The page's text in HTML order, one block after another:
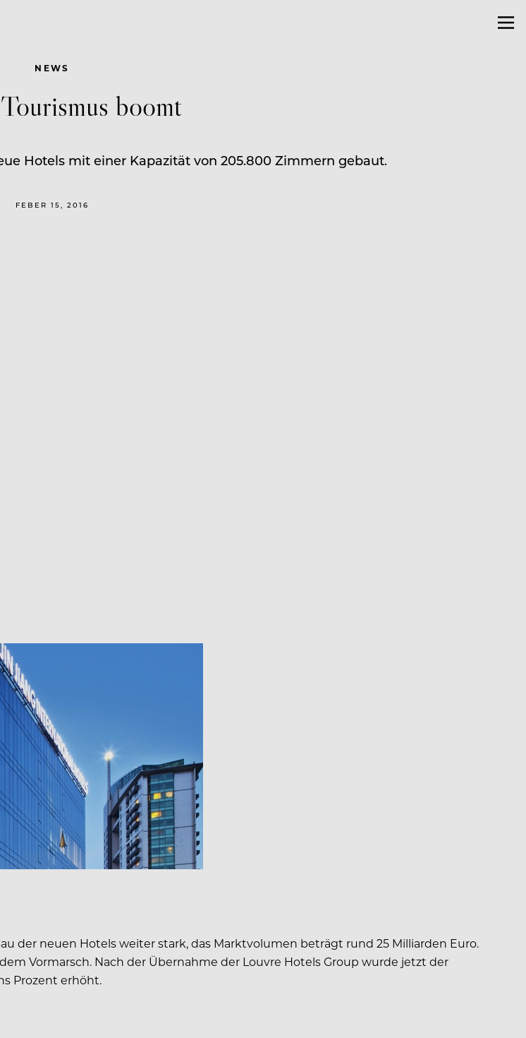
NEWS
boomt
Hotels mit einer Kapazität von 205.800 Zimmern gebaut.
FEBER 15, 2016
der neuen Hotels weiter stark, das Marktvolumen beträgt rund 25 Milliarden Euro.
Vormarsch. Nach der Übernahme der Louvre Hotels Group wurde jetzt der
Prozent erhöht.